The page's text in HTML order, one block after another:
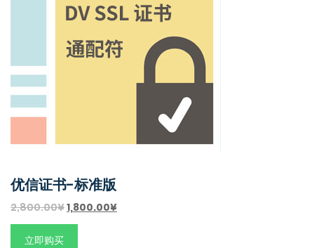
优信证书-标准版
2,800.00¥1,800.00¥
立即购买